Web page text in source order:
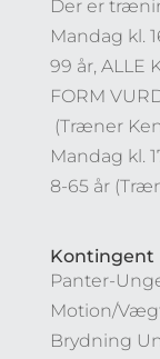
Der er
Mandag kl.
99 år, ALLE
FORM
(Træner
Mandag kl.
8-65 år
Kontingent
Panter-
Motion/
Brydning